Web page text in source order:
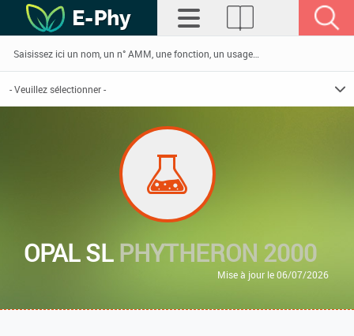
OPAL SLPHYTHERON 2000
Mise à jour le 06/07/2026